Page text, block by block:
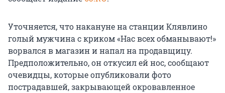
Уточняется, что накануне на станции Клявлино
голый мужчина с криком «Нас всех обманывают!»
ворвался в магазин и напал на продавщицу.
Предположительно, он откусил ей нос, сообщают
очевидцы, которые опубликовали фото
пострадавшей, закрывающей окровавленное